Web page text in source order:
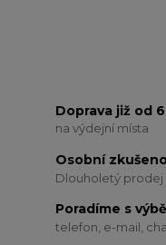
Doprava již od
na výdejní místa
Osobní
Dlouholetý
Poradíme s
telefon, e-mail,